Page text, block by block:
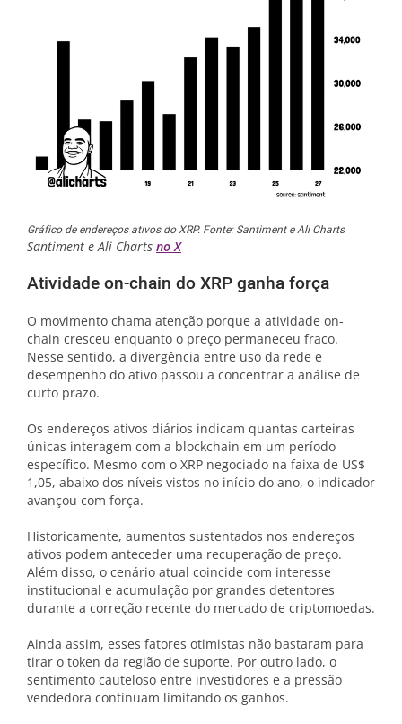
Gráfico de endereços ativos do XRP. Fonte: Santiment e Ali Charts
Santiment e Ali Charts no X
Atividade on-chain do XRP ganha força
O movimento chama atenção porque a atividade on-
chain cresceu enquanto o preço permaneceu fraco.
Nesse sentido, a divergência entre uso da rede e
desempenho do ativo passou a concentrar a análise de
curto prazo.
Os endereços ativos diários indicam quantas carteiras
únicas interagem com a blockchain em um período
específico. Mesmo com o XRP negociado na faixa de US$
1,05, abaixo dos níveis vistos no início do ano, o indicador
avançou com força.
Historicamente, aumentos sustentados nos endereços
ativos podem anteceder uma recuperação de preço.
Além disso, o cenário atual coincide com interesse
institucional e acumulação por grandes detentores
durante a correção recente do mercado de criptomoedas.
Ainda assim, esses fatores otimistas não bastaram para
tirar o token da região de suporte. Por outro lado, o
sentimento cauteloso entre investidores e a pressão
vendedora continuam limitando os ganhos.